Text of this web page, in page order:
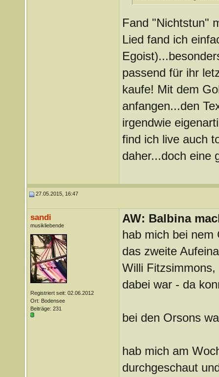
Fand "Nichtstun"
Lied fand ich
passend für ihr
kaufe! Mit dem
anfangen...den
irgendwie
find ich live auch
daher...doch eine
27.05.2015, 16:47
sandi
musikliebende
Registriert seit: 02.06.2012
Ort: Bodensee
Beiträge: 231
AW: Balbina
hab mich bei nem
das zweite
Willi
dabei war - da
bei den Orsons
hab mich am
durchgeschaut